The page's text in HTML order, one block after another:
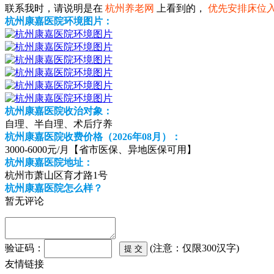
联系我时，请说明是在 杭州养老网 上看到的， 优先安排床位
杭州康嘉医院环境图片：
杭州康嘉医院收治对象：
自理、半自理、术后疗养
杭州康嘉医院收费价格（2026年08月）：
3000-6000元/月【省市医保、异地医保可用】
杭州康嘉医院地址：
杭州市萧山区育才路1号
杭州康嘉医院怎么样？
暂无评论
验证码：
(注意：仅限300汉字)
友情链接